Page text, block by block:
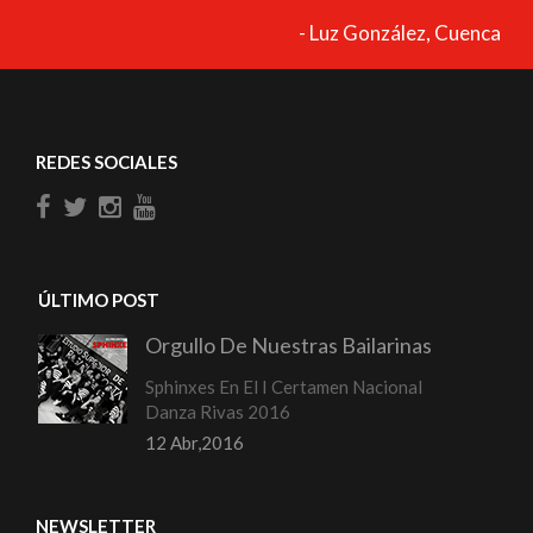
- Luz González, Cuenca
REDES SOCIALES
ÚLTIMO POST
Orgullo De Nuestras Bailarinas
Sphinxes En El I Certamen Nacional
Danza Rivas 2016
12 Abr,2016
NEWSLETTER